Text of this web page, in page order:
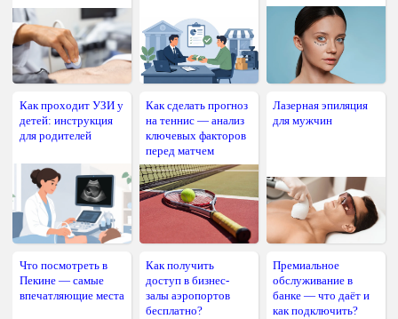
Как проходит УЗИ у
детей: инструкция
для родителей
Как сделать прогноз
на теннис — анализ
ключевых факторов
перед матчем
Лазерная эпиляция
для мужчин
Что посмотреть в
Пекине — самые
впечатляющие места
Как получить
доступ в бизнес-
залы аэропортов
бесплатно?
Премиальное
обслуживание в
банке — что даёт и
как подключить?